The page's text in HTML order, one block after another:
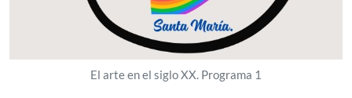
El arte en el siglo XX. Programa 1